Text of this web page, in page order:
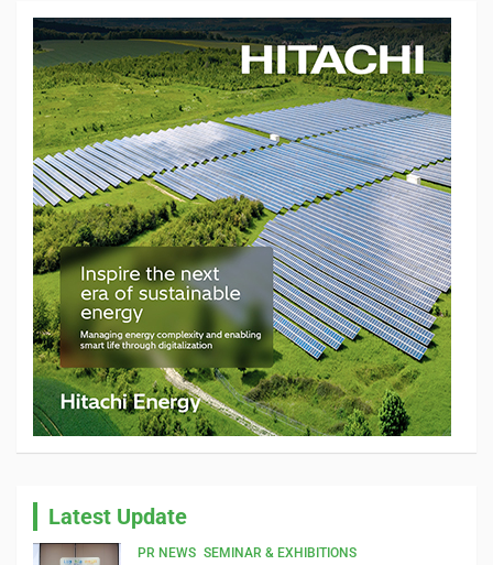
Latest Update
PR NEWS SEMINAR & EXHIBITIONS